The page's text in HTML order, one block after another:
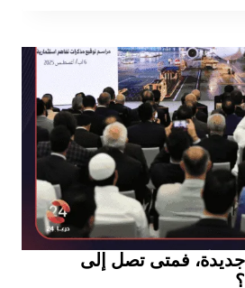
جديدة، فمتى تصل إلى